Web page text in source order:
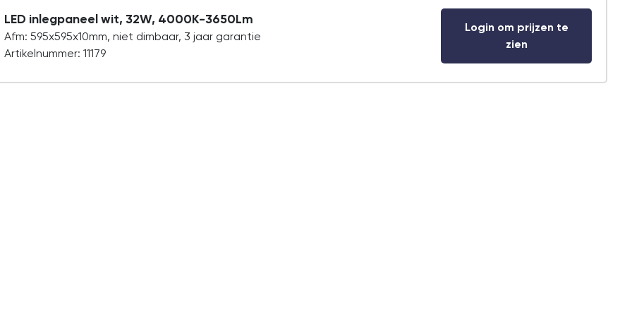
LED inlegpaneel wit, 32W, 4000K-3650Lm
Afm: 595x595x10mm, niet dimbaar, 3 jaar garantie
Artikelnummer: 11179
Login om prijzen te
zien